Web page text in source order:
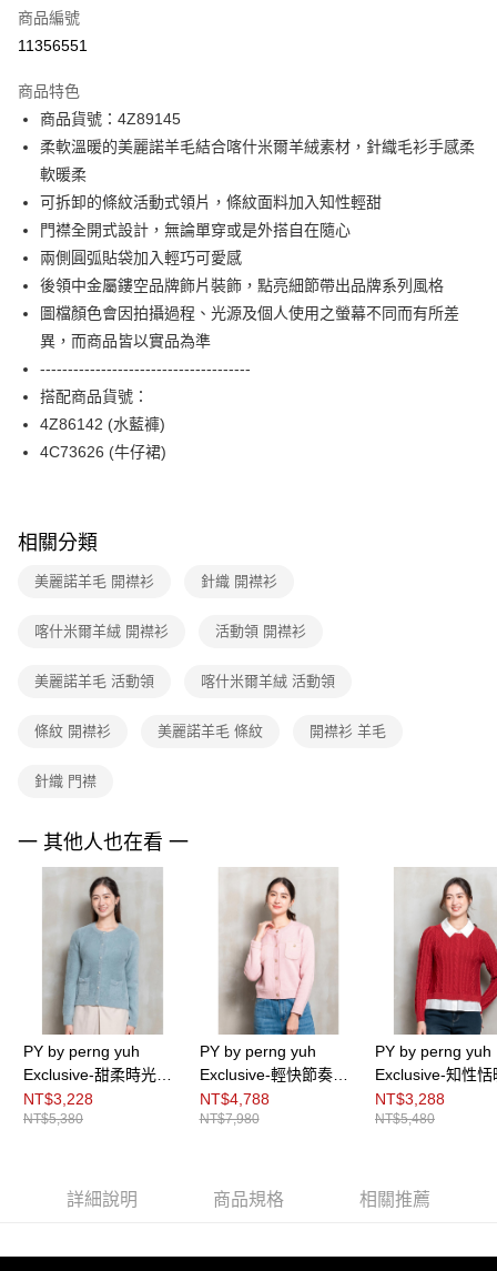
信用卡分期付款
合作金庫商業銀行
華南商業銀行
上海商業儲蓄銀行
台北富邦商業銀行
國泰世華商業銀行
臺灣中小企業銀行
台中商業銀行
匯豐（台灣）商業銀行
華泰商業銀行
聯邦商業銀行
遠東國際商業銀行
元大商業銀行
玉山商業銀行
星展（台灣）商業銀行
台新國際商業銀行
中國信託商業銀行
台灣樂天信用卡公司
LINE Pay
Apple Pay
街口支付
AFTEE先享後付
相關說明
【關於「AFTEE先享後付」】
AFTEE先享後付是「在收到商品之後才付款」的支付方式。 讓您購物簡單
便利好安心！
１．簡單：不需註冊會員、不需綁卡、不需儲值。
２．便利：只要手機號碼，簡訊認證，即可結帳。
【「AFTEE先享後付」結帳流程】
１．於結帳方式選擇「AFTEE先享後付」後，將跳轉至「AFTEE先享後付」
結帳頁面，進行簡訊認證並確認金額後，即可完成結帳。
※ 請注意：結帳手續完成當下不需立刻繳費，但若您需要取消訂單，請聯絡
後付繳納相關費用。
是否繳費成功／繳費後需取消欲退款等相關疑問，請聯繫「AFTEE先享後付
【注意事項】
易，需依本服務之必要範圍內提供個人資料，並將交易相關給付款項請求債
https://aftee.tw/terms/#terms3
任。
４．使用「AFTEE先享後付」時，將依據個別帳號之用戶狀況，依本公司即
時審查核予不同之上限額度；若仍有額度不足之情形，本公司將視審查結果
請求用戶進行身份認證。
５．嚴禁一人註冊多個帳號或使用他人資訊註冊。若發現惡意使用之情形，
恩沛科技股份有限公司將有權停止該用戶之使用額度並採取法律行動。
付款後全家FamilyMart取貨
每筆NT$90，滿NT$3,600(含以上)免運費
付款後7-11取貨
黑貓宅配
每筆NT$200，滿NT$8,000(含以上)免運費
付款後門市自取
商品編號
11356551
商品特色
商品貨號：4Z89145
柔軟溫暖的美麗諾羊毛結合喀什米爾羊絨素材，針織毛衫手感柔
軟暖柔
可拆卸的條紋活動式領片，條紋面料加入知性輕甜
門襟全開式設計，無論單穿或是外搭自在隨心
兩側圓弧貼袋加入輕巧可愛感
後領中金屬鏤空品牌飾片裝飾，點亮細節帶出品牌系列風格
圖檔顏色會因拍攝過程、光源及個人使用之螢幕不同而有所差
異，而商品皆以實品為準
--------------------------------------
搭配商品貨號：
4Z86142 (水藍褲)
4C73626 (牛仔裙)
相關分類
美麗諾羊毛 開襟衫 針織 開襟衫
喀什米爾羊絨 開襟衫 活動領 開襟衫
美麗諾羊毛 活動領 喀什米爾羊絨 活動領
條紋 開襟衫 美麗諾羊毛 條紋 開襟衫 羊毛
針織 門襟
一 其他人也在看 一
PY by perng yuh
Exclusive-甜柔時光仿
皮草絨毛針織開襟衫
NT$3,228
NT$5,380
PY by perng yuh
Exclusive-輕快節奏純
羊毛針織開襟衫
NT$4,788
NT$7,980
PY by perng yuh
Exclusive-知性恬
動領拐麻花針織
NT$3,288
NT$5,480
詳細說明 商品規格 相關推薦